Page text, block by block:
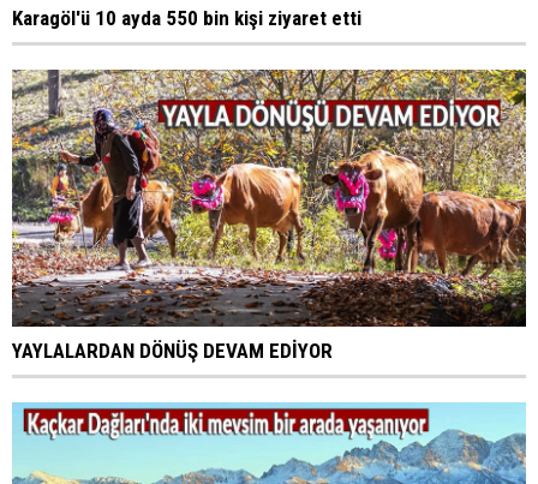
Karagöl'ü 10 ayda 550 bin kişi ziyaret etti
YAYLALARDAN DÖNÜŞ DEVAM EDİYOR